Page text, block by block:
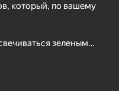
который, по вашему
зеленым